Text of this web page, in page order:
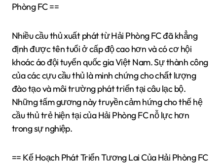
Phòng FC ==
Nhiều cầu thủ xuất phát từ Hải Phòng FC đã khẳng
định được tên tuổi ở cấp độ cao hơn và có cơ hội
khoác áo đội tuyển quốc gia Việt Nam. Sự thành công
của các cựu cầu thủ là minh chứng cho chất lượng
đào tạo và môi trường phát triển tại câu lạc bộ.
Những tấm gương này truyền cảm hứng cho thế hệ
cầu thủ trẻ hiện tại của Hải Phòng FC nỗ lực hơn
trong sự nghiệp.
== Kế Hoạch Phát Triển Tương Lai Của Hải Phòng FC